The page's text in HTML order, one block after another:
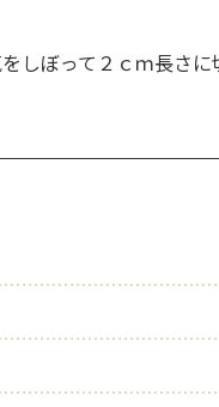
しぼって２ｃｍ長さに